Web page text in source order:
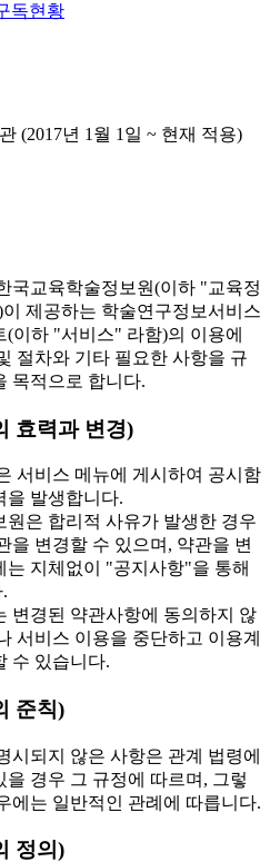
독현황
(2017년 1월 1일 ~ 현재 적용)
국교육학술정보원(이하 "교육정
제공하는 학술연구정보서비스
(이하 "서비스" 라함)의 이용에
절차와 기타 필요한 사항을 규
목적으로 합니다.
효력과 변경)
서비스 메뉴에 게시하여 공시함
을 발생합니다.
은 합리적 사유가 발생한 경우
을 변경할 수 있으며, 약관을 변
는 지체없이 "공지사항"을 통해
변경된 약관사항에 동의하지 않
서비스 이용을 중단하고 이용계
수 있습니다.
준칙)
시되지 않은 사항은 관계 법령에
을 경우 그 규정에 따르며, 그렇
에는 일반적인 관례에 따릅니다.
정의)